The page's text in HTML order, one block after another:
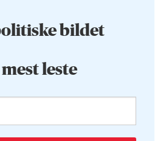
bildet
leste